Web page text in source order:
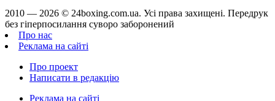
2010 — 2026 © 24boxing.com.ua. Усi права захищенi. Передрук
без гіперпосилання суворо заборонений
Про нас
Реклама на сайті
Про проект
Написати в редакцію
Реклама на сайті